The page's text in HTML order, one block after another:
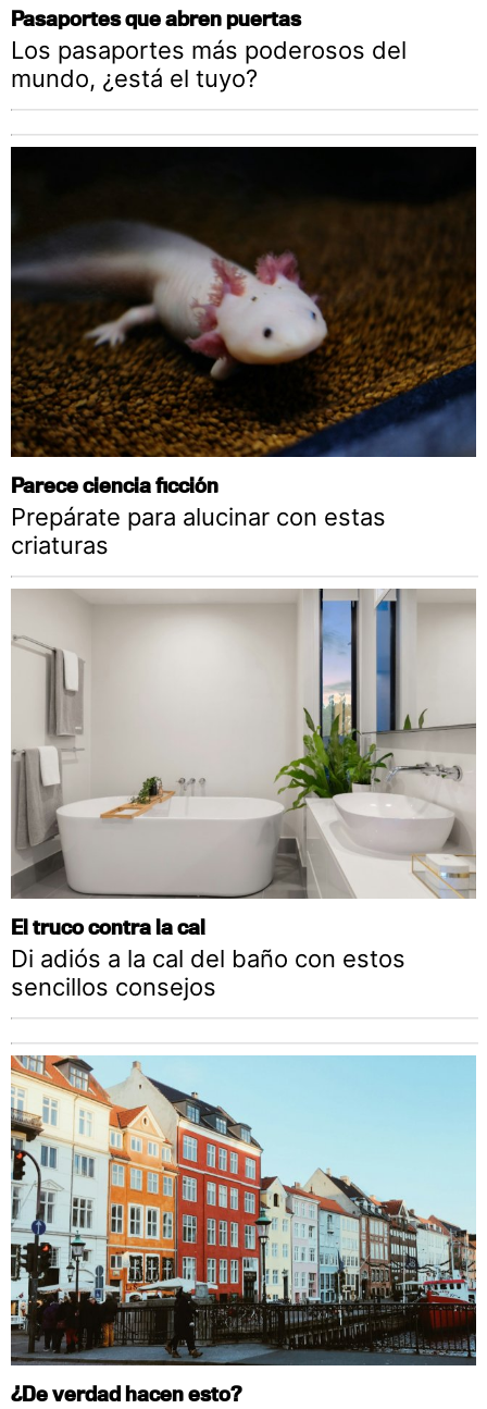
Pasaportes que abren puertas
Los pasaportes más poderosos del
mundo, ¿está el tuyo?
Parece ciencia ficción
Prepárate para alucinar con estas
criaturas
El truco contra la cal
Di adiós a la cal del baño con estos
sencillos consejos
¿De verdad hacen esto?